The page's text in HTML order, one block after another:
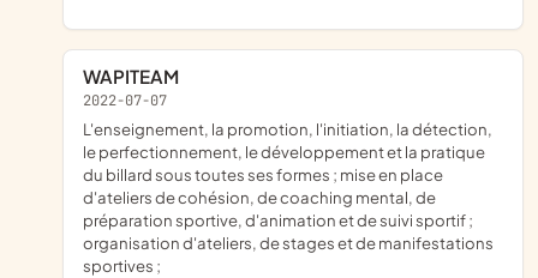
WAPITEAM
2022-07-07
l'enseignement, la promotion, l'initiation, la détection,
le perfectionnement, le développement et la pratique
du billard sous toutes ses formes ; mise en place
d'ateliers de cohésion, de coaching mental, de
préparation sportive, d'animation et de suivi sportif ;
organisation d'ateliers, de stages et de manifestations
sportives ;